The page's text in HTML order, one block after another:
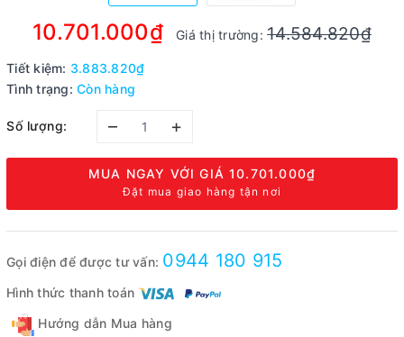
10.701.000₫ Giá thị trường:14.584.820₫
Tiết kiệm: 3.883.820₫
Tình trạng: Còn hàng
Số lượng: – +
MUA NGAY VỚI GIÁ10.701.000₫
Đặt mua giao hàng tận nơi
Gọi điện để được tư vấn: 0944 180 915
Hình thức thanh toán
Hướng dẫn Mua hàng